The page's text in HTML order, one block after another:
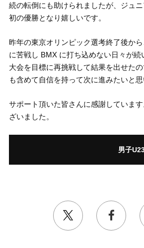
続の転倒にも助けられましたが、ジュ
初の優勝となり嬉しいです。
昨年の東京オリンピック選考終了後か
に苦戦し BMX に打ち込めない日々が続
大会を目標に再挑戦して結果を出せた
も含めて自信を持って次に進みたいと思
サポート頂いた皆さんに感謝していま
ざいました。
男子